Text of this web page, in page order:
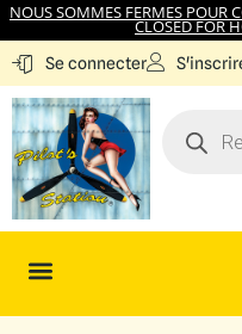
NOUS SOMMES FERMES POUR
CLOSED FOR
Se connecter